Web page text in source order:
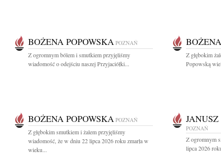
BOŻENA POPOWSKA POZNAŃ
Z ogromnym bólem i smutkiem przyjęliśmy
wiadomość o odejściu naszej Przyjaciółki...
Z głębokim
Popowską
BOŻENA POPOWSKA POZNAŃ
Z głębokim smutkiem i żalem przyjęliśmy
wiadomość, że w dniu 22 lipca 2026 roku zmarła w
wieku...
POZNAŃ
Z ogromnym
lipca 2026